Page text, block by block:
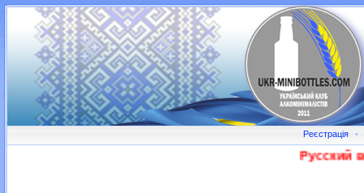
Реєстрація •
Русский